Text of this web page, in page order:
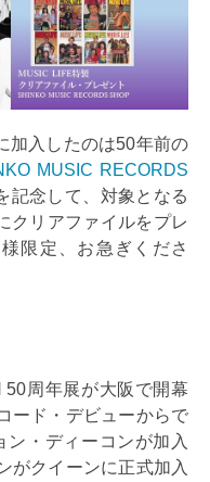
加入したのは50年前の
MUSIC RECORDS
記念して、対象となる
クリアファイルをプレ
限定、お急ぎくださ
50周年展が大阪で開幕
ード・デビューからで
・ディーコンが加入
がクイーンに正式加入